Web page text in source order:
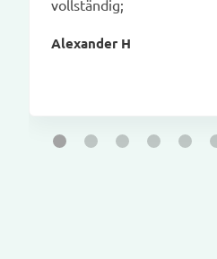
vollständig;
Alexander H